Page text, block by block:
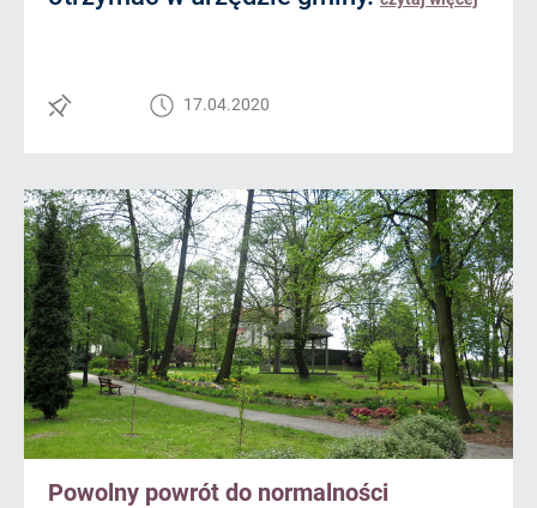
17.04.2020
Powolny powrót do normalności